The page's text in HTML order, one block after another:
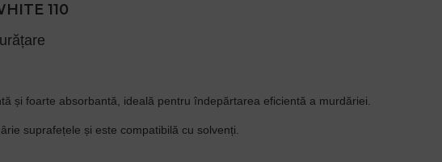
110
și foarte absorbantă, ideală pentru îndepărtarea eficientă a murdăriei.
suprafețele și este compatibilă cu solvenți.